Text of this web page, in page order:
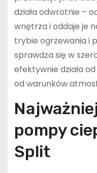
działa odwrotnie –
wnętrza i oddaje je
trybie ogrzewania i
sprawdza się w
efektywnie działa
od warunków
pompy
Split